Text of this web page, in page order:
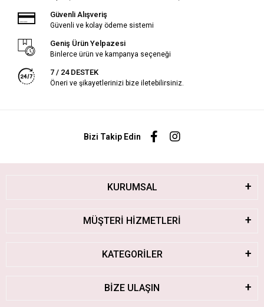
Güvenli Alışveriş
Güvenli ve kolay ödeme sistemi
Geniş Ürün Yelpazesi
Binlerce ürün ve kampanya seçeneği
7 / 24 DESTEK
Öneri ve şikayetlerinizi bize iletebilirsiniz.
Bizi Takip Edin
KURUMSAL
MÜŞTERİ HİZMETLERİ
KATEGORİLER
BİZE ULAŞIN